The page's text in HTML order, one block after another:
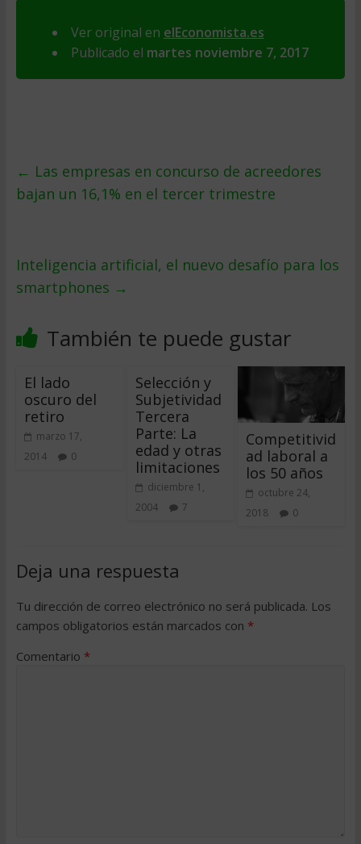
Ver original en elEconomista.es
Publicado el martes noviembre 7, 2017
← Las empresas en concurso de acreedores
bajan un 16,1% en el tercer trimestre
Inteligencia artificial, el nuevo desafío para los
smartphones →
También te puede gustar
El lado
oscuro del
retiro
marzo 17,
2014
0
Selección y
Subjetividad 
Tercera
Parte: La
edad y otras
limitaciones
diciembre 1,
2004
7
Competitivid
ad laboral a
los 50 años
octubre 24,
2018
0
Deja una respuesta
Tu dirección de correo electrónico no será publicada. Los
campos obligatorios están marcados con *
Comentario *